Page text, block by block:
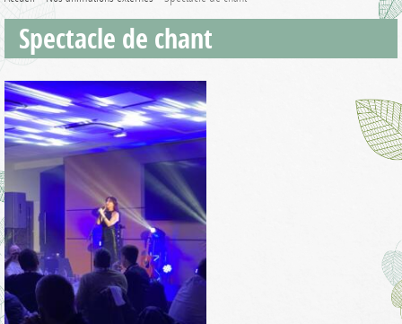
Spectacle de chant